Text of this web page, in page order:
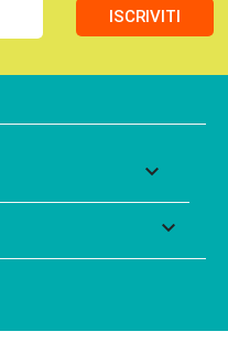
ISCRIVITI

